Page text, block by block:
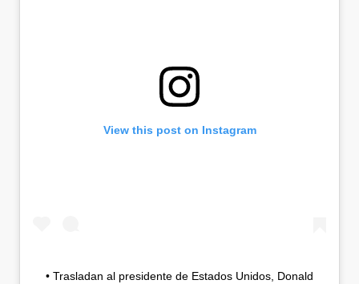
View this post on Instagram
• Trasladan al presidente de Estados Unidos, Donald